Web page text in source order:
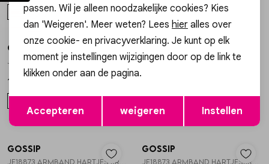
ONE SIZE ONE SIZE
Gossip
JE15645 KRALENARMBAND BALLS
17,99
Gossip
1/2
Gossip 1/2
Gossip
Opslaan
passen. Wil je alleen noodzakelijke cookies? Kies
dan 'Weigeren'. Meer weten? Lees hier alles over
onze cookie- en privacyverklaring. Je kunt op elk
moment je instellingen wijzigingen door op de link te
klikken onder aan de pagina.
Accepteren weigeren Instellen